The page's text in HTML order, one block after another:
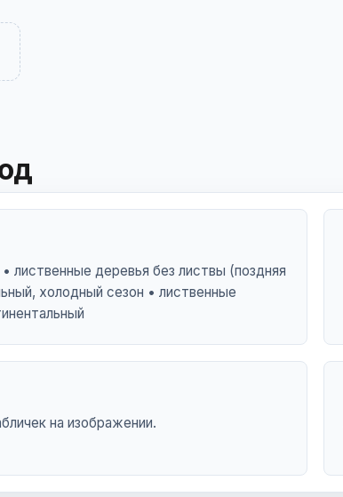
лиственные деревья без листвы (поздняя
холодный сезон • лиственные
на изображении.